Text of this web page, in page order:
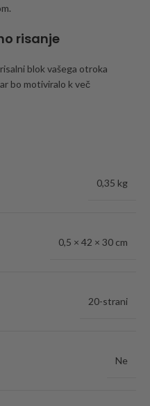
risanje
blok vašega otroka
bo motiviralo k več
0,35 kg
0,5 × 42 × 30 cm
20-strani
Ne